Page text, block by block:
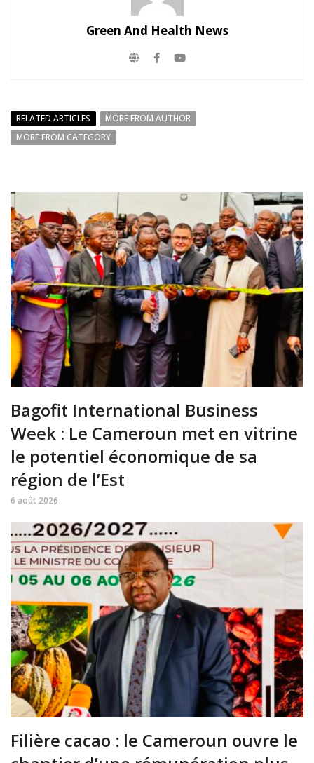
Green And Health News
RELATED ARTICLES
MORE FROM AUTHOR
MORE FROM CATEGORY
Bagofit International Business
Week : Le Cameroun met en vitrine
le potentiel économique de sa
région de l’Est
6 août 2026
Filière cacao : le Cameroun ouvre le